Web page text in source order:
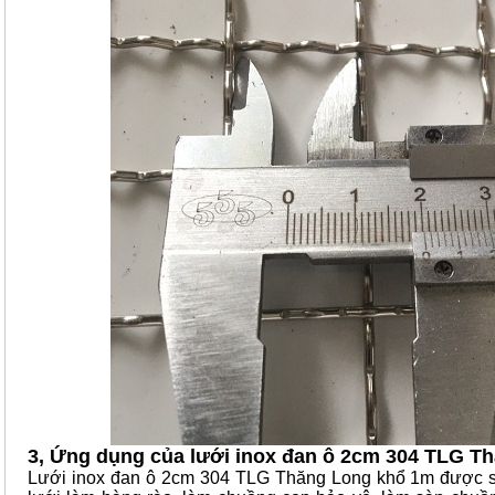
3, Ứng dụng của lưới inox đan ô 2cm 304 TLG
Lưới inox đan ô 2cm 304 TLG Thăng Long khổ 1m được